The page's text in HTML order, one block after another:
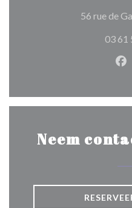
56 rue de
03 61
Neem